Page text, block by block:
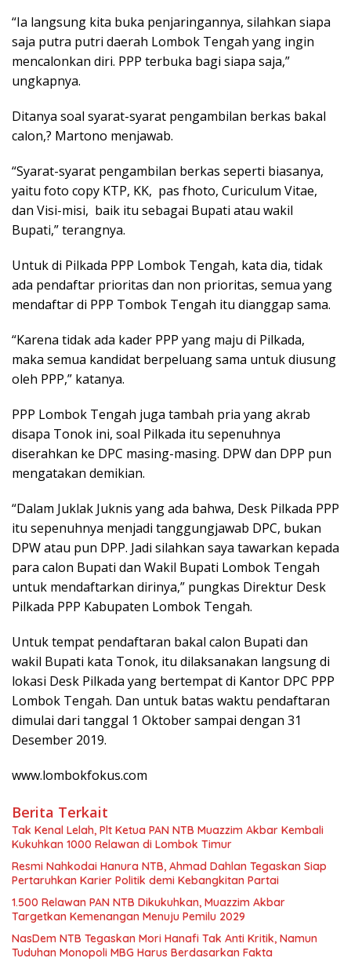
“Ia langsung kita buka penjaringannya, silahkan siapa
saja putra putri daerah Lombok Tengah yang ingin
mencalonkan diri. PPP terbuka bagi siapa saja,”
ungkapnya.
Ditanya soal syarat-syarat pengambilan berkas bakal
calon,? Martono menjawab.
“Syarat-syarat pengambilan berkas seperti biasanya,
yaitu foto copy KTP, KK, pas fhoto, Curiculum Vitae,
dan Visi-misi, baik itu sebagai Bupati atau wakil
Bupati,” terangnya.
Untuk di Pilkada PPP Lombok Tengah, kata dia, tidak
ada pendaftar prioritas dan non prioritas, semua yang
mendaftar di PPP Tombok Tengah itu dianggap sama.
“Karena tidak ada kader PPP yang maju di Pilkada,
maka semua kandidat berpeluang sama untuk diusung
oleh PPP,” katanya.
PPP Lombok Tengah juga tambah pria yang akrab
disapa Tonok ini, soal Pilkada itu sepenuhnya
diserahkan ke DPC masing-masing. DPW dan DPP pun
mengatakan demikian.
“Dalam Juklak Juknis yang ada bahwa, Desk Pilkada PPP
itu sepenuhnya menjadi tanggungjawab DPC, bukan
DPW atau pun DPP. Jadi silahkan saya tawarkan kepada
para calon Bupati dan Wakil Bupati Lombok Tengah
untuk mendaftarkan dirinya,” pungkas Direktur Desk
Pilkada PPP Kabupaten Lombok Tengah.
Untuk tempat pendaftaran bakal calon Bupati dan
wakil Bupati kata Tonok, itu dilaksanakan langsung di
lokasi Desk Pilkada yang bertempat di Kantor DPC PPP
Lombok Tengah. Dan untuk batas waktu pendaftaran
dimulai dari tanggal 1 Oktober sampai dengan 31
Desember 2019.
www.lombokfokus.com
Berita Terkait
Tak Kenal Lelah, Plt Ketua PAN NTB Muazzim Akbar Kembali
Kukuhkan 1000 Relawan di Lombok Timur
Resmi Nahkodai Hanura NTB, Ahmad Dahlan Tegaskan Siap
Pertaruhkan Karier Politik demi Kebangkitan Partai
1.500 Relawan PAN NTB Dikukuhkan, Muazzim Akbar
Targetkan Kemenangan Menuju Pemilu 2029
NasDem NTB Tegaskan Mori Hanafi Tak Anti Kritik, Namun
Tuduhan Monopoli MBG Harus Berdasarkan Fakta